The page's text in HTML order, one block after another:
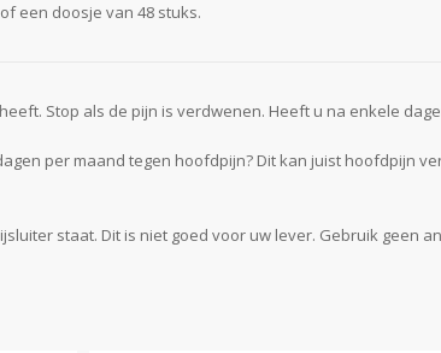
een doosje van 48 stuks.
Stop als de pijn is verdwenen. Heeft u na enkele
per maand tegen hoofdpijn? Dit kan juist hoofdpijn
staat. Dit is niet goed voor uw lever. Gebruik